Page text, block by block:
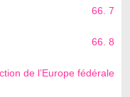
66. 7
66. 8
de l’Europe fédérale